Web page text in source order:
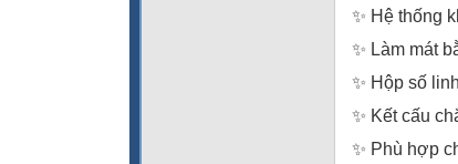
✨ Hệ thống
✨ Làm mát
✨ Hộp số
✨ Kết cấu
✨ Phù hợp